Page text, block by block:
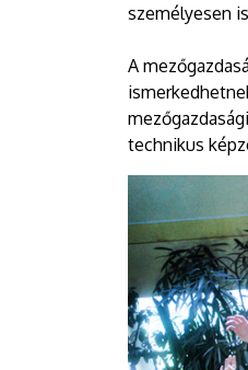
személyesen
A
technikus